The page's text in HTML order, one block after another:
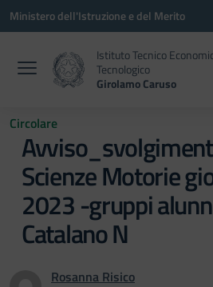
Vai ai contenuti
Vai al menu di navigazione
Vai al footer
Ministero dell'Istruzione e del Merito
Istituto Tecnico
Tecnologico
Girolamo Caruso
Circolare
Scienze Motorie
2023 -gruppi
Catalano N
Rosanna Risico